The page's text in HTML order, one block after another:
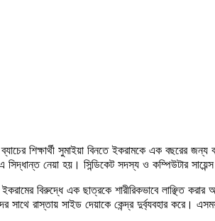
ব্যাচের শিক্ষার্থী সুমাইয়া বিনতে ইকরামকে এক
নেয়া হয়। সিন্ডিকেট সদস্য ও কম্পিউটার
বিরুদ্ধে এক ছাত্রকে শারীরিকভাবে লাঞ্ছিত
রাস্তায় সাইড দেয়াকে কেন্দ্র দুর্ব্যবহার করে।